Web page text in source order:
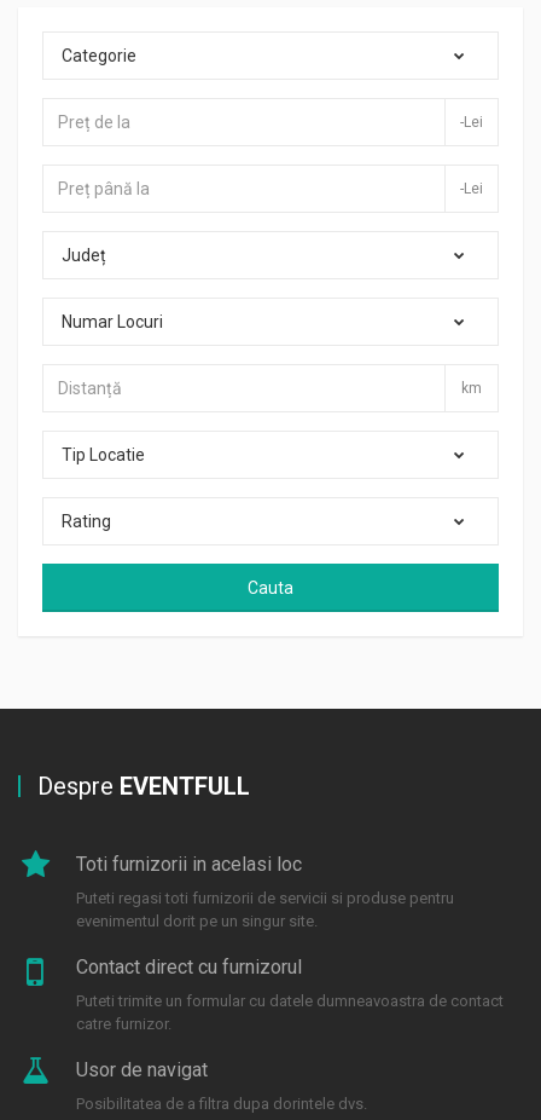
Categorie
-Lei
-Lei
Județ
Numar Locuri
km
Tip Locatie
Rating
Cauta
Despre EVENTFULL
Toti furnizorii in acelasi loc
Puteti regasi toti furnizorii de servicii si produse pentru
evenimentul dorit pe un singur site.
Contact direct cu furnizorul
Puteti trimite un formular cu datele dumneavoastra de contact
catre furnizor.
Usor de navigat
Posibilitatea de a filtra dupa dorintele dvs.